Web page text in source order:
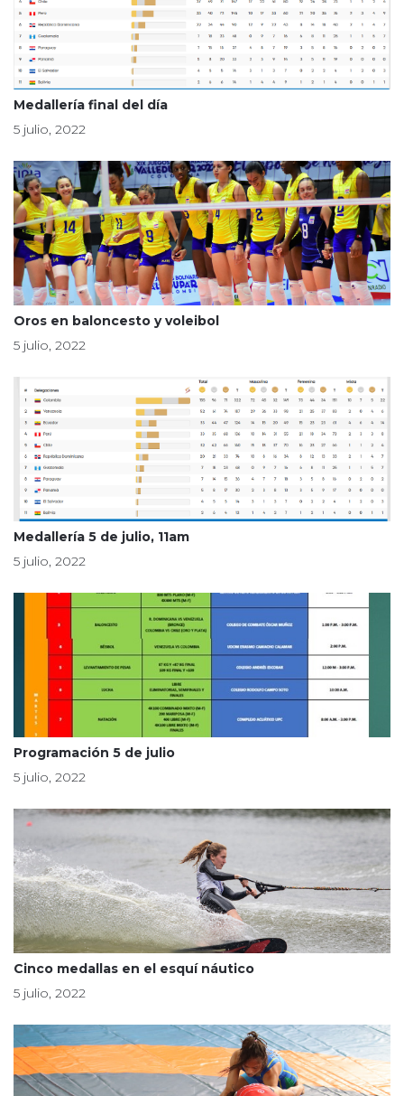
Medallería final del día
5 julio, 2022
Oros en baloncesto y voleibol
5 julio, 2022
Medallería 5 de julio, 11am
5 julio, 2022
Programación 5 de julio
5 julio, 2022
Cinco medallas en el esquí náutico
5 julio, 2022